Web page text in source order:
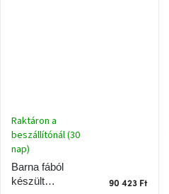
Barna fából
készült
Raktáron a
beszállítónál (30
nap)
90 423 Ft